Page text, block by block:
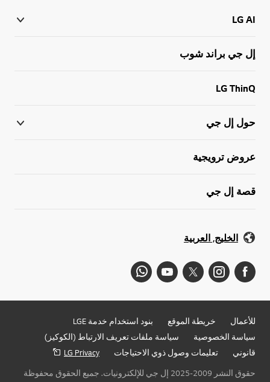
LG AI
إل جي براند شوب
LG ThinQ
حول إل جي
عروض ترويجية
قصة إل جي
الخليج, العربية
للأعمال خريطة الموقع
بنود استخدام خدمة LGE
سياسة الخصوصية
سياسة ملفات تعريف الارتباط (الكوكيز)
قانوني
تعليمات وصول ذوي الاحتياجات
LG Privacy
حقوق النشر 2009-2025 إل جي للإلكترونيات. جميع الحقوق محفوظة